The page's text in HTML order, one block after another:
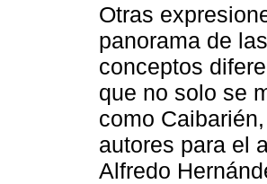
Otras
panorama de
conceptos
que no solo se
como
autores para el
Alfredo